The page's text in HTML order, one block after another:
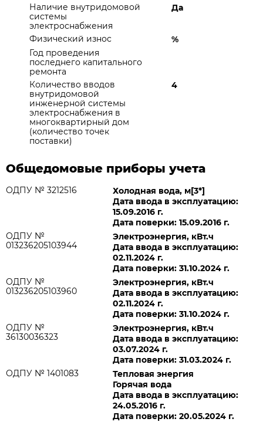
Наличие внутридомовой
системы
электроснабжения
Да
Физический износ
%
Год проведения
последнего капитального
ремонта
Количество вводов
внутридомовой
инженерной системы
электроснабжения в
многоквартирный дом
(количество точек
поставки)
4
Общедомовые приборы учета
ОДПУ № 3212516
Холодная вода, м[3*]
Дата ввода в эксплуатацию:
15.09.2016 г.
Дата поверки: 15.09.2016 г.
ОДПУ №
013236205103944
Электроэнергия, кВт.ч
Дата ввода в эксплуатацию:
02.11.2024 г.
Дата поверки: 31.10.2024 г.
ОДПУ №
013236205103960
Электроэнергия, кВт.ч
Дата ввода в эксплуатацию:
02.11.2024 г.
Дата поверки: 31.10.2024 г.
ОДПУ №
36130036323
Электроэнергия, кВт.ч
Дата ввода в эксплуатацию:
03.07.2024 г.
Дата поверки: 31.03.2024 г.
ОДПУ № 1401083
Тепловая энергия
Горячая вода
Дата ввода в эксплуатацию:
24.05.2016 г.
Дата поверки: 20.05.2024 г.